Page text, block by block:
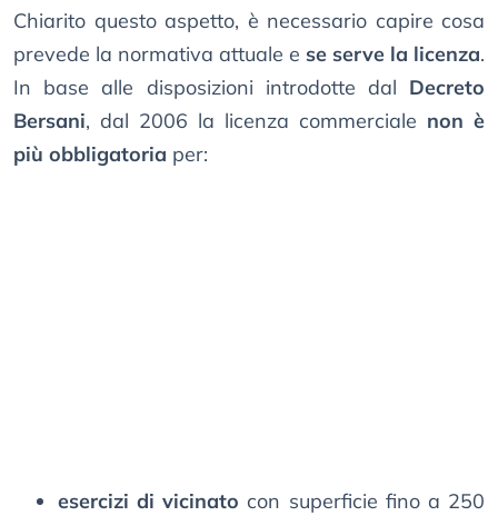
Chiarito questo aspetto, è necessario capire cosa
prevede la normativa attuale e se serve la licenza.
In base alle disposizioni introdotte dal Decreto
Bersani, dal 2006 la licenza commerciale non è
più obbligatoria per:
esercizi di vicinato con superficie fino a 250